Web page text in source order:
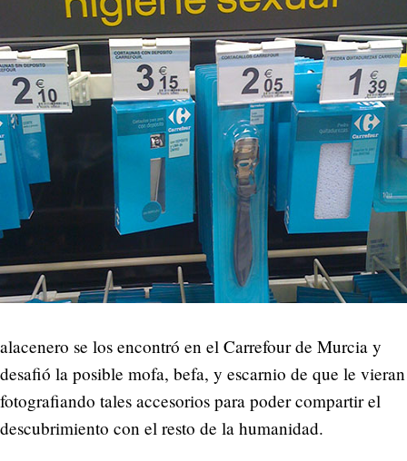
alacenero se los encontró en el Carrefour de Murcia y
desafió la posible mofa, befa, y escarnio de que le vieran
fotografiando tales accesorios para poder compartir el
descubrimiento con el resto de la humanidad.